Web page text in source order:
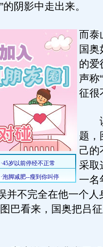
阴影中走出来。
而泰
国
的爱
声称
征很
谈
题，
己的
采取
一名
并不完全在他一个人
巴看来，国奥把吕